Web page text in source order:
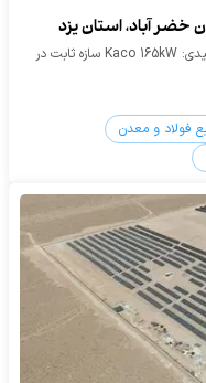
پنل خورشیدی: Trina Solar 665W اینورتر خورشیدی: Kaco 165kW سازه ثابت در
فولاد و معدن